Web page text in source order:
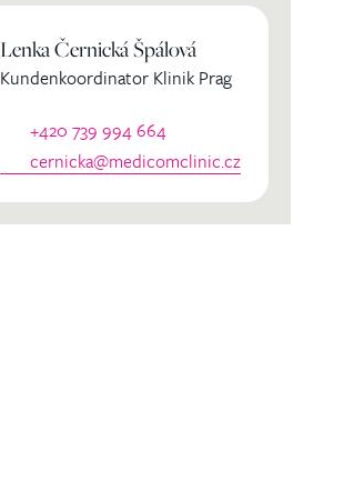
Lenka Černická Špálová
Kundenkoordinator Klinik Prag
+420 739 994 664
cernicka@medicomclinic.cz